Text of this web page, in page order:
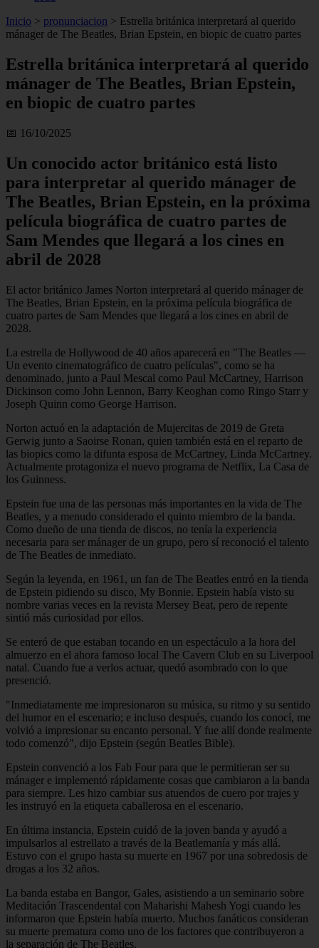
Inicio > pronunciacion > Estrella británica interpretará al querido
mánager de The Beatles, Brian Epstein, en biopic de cuatro partes
Estrella británica interpretará al querido
mánager de The Beatles, Brian Epstein,
en biopic de cuatro partes
📅 16/10/2025
Un conocido actor británico está listo
para interpretar al querido mánager de
The Beatles, Brian Epstein, en la próxima
película biográfica de cuatro partes de
Sam Mendes que llegará a los cines en
abril de 2028
El actor británico James Norton interpretará al querido mánager de
The Beatles, Brian Epstein, en la próxima película biográfica de
cuatro partes de Sam Mendes que llegará a los cines en abril de
2028.
La estrella de Hollywood de 40 años aparecerá en "The Beatles —
Un evento cinematográfico de cuatro películas", como se ha
denominado, junto a Paul Mescal como Paul McCartney, Harrison
Dickinson como John Lennon, Barry Keoghan como Ringo Starr y
Joseph Quinn como George Harrison.
Norton actuó en la adaptación de Mujercitas de 2019 de Greta
Gerwig junto a Saoirse Ronan, quien también está en el reparto de
las biopics como la difunta esposa de McCartney, Linda McCartney.
Actualmente protagoniza el nuevo programa de Netflix, La Casa de
los Guinness.
Epstein fue una de las personas más importantes en la vida de The
Beatles, y a menudo considerado el quinto miembro de la banda.
Como dueño de una tienda de discos, no tenía la experiencia
necesaria para ser mánager de un grupo, pero sí reconoció el talento
de The Beatles de inmediato.
Según la leyenda, en 1961, un fan de The Beatles entró en la tienda
de Epstein pidiendo su disco, My Bonnie. Epstein había visto su
nombre varias veces en la revista Mersey Beat, pero de repente
sintió más curiosidad por ellos.
Se enteró de que estaban tocando en un espectáculo a la hora del
almuerzo en el ahora famoso local The Cavern Club en su Liverpool
natal. Cuando fue a verlos actuar, quedó asombrado con lo que
presenció.
"Inmediatamente me impresionaron su música, su ritmo y su sentido
del humor en el escenario; e incluso después, cuando los conocí, me
volvió a impresionar su encanto personal. Y fue allí donde realmente
todo comenzó", dijo Epstein (según Beatles Bible).
Epstein convenció a los Fab Four para que le permitieran ser su
mánager e implementó rápidamente cosas que cambiaron a la banda
para siempre. Les hizo cambiar sus atuendos de cuero por trajes y
les instruyó en la etiqueta caballerosa en el escenario.
En última instancia, Epstein cuidó de la joven banda y ayudó a
impulsarlos al estrellato a través de la Beatlemanía y más allá.
Estuvo con el grupo hasta su muerte en 1967 por una sobredosis de
drogas a los 32 años.
La banda estaba en Bangor, Gales, asistiendo a un seminario sobre
Meditación Trascendental con Maharishi Mahesh Yogi cuando les
informaron que Epstein había muerto. Muchos fanáticos consideran
su muerte prematura como uno de los factores que contribuyeron a
la separación de The Beatles.